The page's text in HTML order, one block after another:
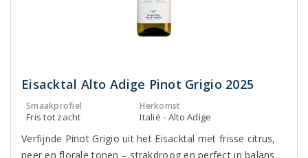
Eisacktal Alto Adige Pinot Grigio 2025
Smaakprofiel
Fris tot zacht
Herkomst
Italië - Alto Adige
Verfijnde Pinot Grigio uit het Eisacktal met frisse citrus,
peer en florale tonen – strakdroog en perfect in balans.